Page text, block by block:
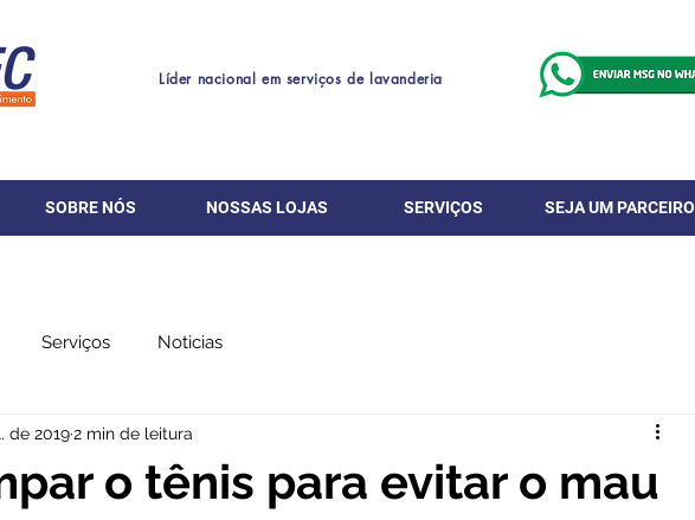
Líder nacional em serviços de lavanderia
SOBRE NÓS NOSSAS LOJAS SERVIÇOS SEJA UM PARCEIRO
Serviços Noticias
o tênis para evitar o mau
de 20192 min de leitura